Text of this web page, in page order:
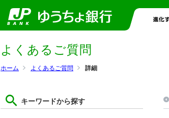
ホーム よくあるご質問 詳細
よくあるご質問
キーワードから探す